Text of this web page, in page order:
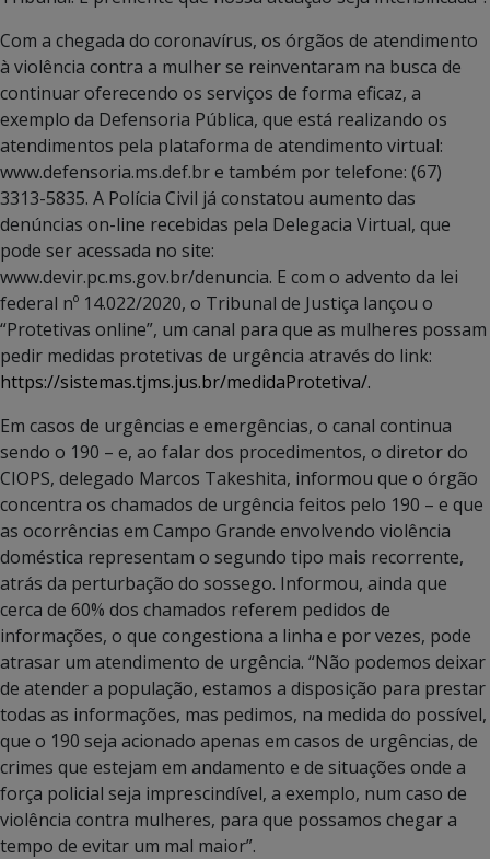
Com a chegada do coronavírus, os órgãos de atendimento
à violência contra a mulher se reinventaram na busca de
continuar oferecendo os serviços de forma eficaz, a
exemplo da Defensoria Pública, que está realizando os
atendimentos pela plataforma de atendimento virtual:
www.defensoria.ms.def.br e também por telefone: (67)
3313-5835. A Polícia Civil já constatou aumento das
denúncias on-line recebidas pela Delegacia Virtual, que
pode ser acessada no site:
www.devir.pc.ms.gov.br/denuncia. E com o advento da lei
federal nº 14.022/2020, o Tribunal de Justiça lançou o
“Protetivas online”, um canal para que as mulheres possam
pedir medidas protetivas de urgência através do link:
https://sistemas.tjms.jus.br/medidaProtetiva/.
Em casos de urgências e emergências, o canal continua
sendo o 190 – e, ao falar dos procedimentos, o diretor do
CIOPS, delegado Marcos Takeshita, informou que o órgão
concentra os chamados de urgência feitos pelo 190 – e que
as ocorrências em Campo Grande envolvendo violência
doméstica representam o segundo tipo mais recorrente,
atrás da perturbação do sossego. Informou, ainda que
cerca de 60% dos chamados referem pedidos de
informações, o que congestiona a linha e por vezes, pode
atrasar um atendimento de urgência. “Não podemos deixar
de atender a população, estamos a disposição para prestar
todas as informações, mas pedimos, na medida do possível,
que o 190 seja acionado apenas em casos de urgências, de
crimes que estejam em andamento e de situações onde a
força policial seja imprescindível, a exemplo, num caso de
violência contra mulheres, para que possamos chegar a
tempo de evitar um mal maior”.